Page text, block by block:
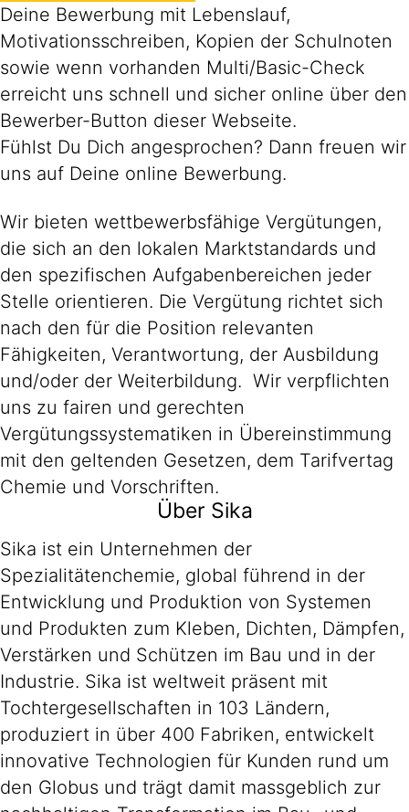
Deine Bewerbung mit Lebenslauf,
Motivationsschreiben, Kopien der Schulnoten
sowie wenn vorhanden Multi/Basic-Check
erreicht uns schnell und sicher online über den
Bewerber-Button dieser Webseite.
Fühlst Du Dich angesprochen? Dann freuen wir
uns auf Deine online Bewerbung.
Wir bieten wettbewerbsfähige Vergütungen,
die sich an den lokalen Marktstandards und
den spezifischen Aufgabenbereichen jeder
Stelle orientieren. Die Vergütung richtet sich
nach den für die Position relevanten
Fähigkeiten, Verantwortung, der Ausbildung
und/oder der Weiterbildung. Wir verpflichten
uns zu fairen und gerechten
Vergütungssystematiken in Übereinstimmung
mit den geltenden Gesetzen, dem Tarifvertag
Chemie und Vorschriften.
Über Sika
Sika ist ein Unternehmen der
Spezialitätenchemie, global führend in der
Entwicklung und Produktion von Systemen
und Produkten zum Kleben, Dichten, Dämpfen,
Verstärken und Schützen im Bau und in der
Industrie. Sika ist weltweit präsent mit
Tochtergesellschaften in 103 Ländern,
produziert in über 400 Fabriken, entwickelt
innovative Technologien für Kunden rund um
den Globus und trägt damit massgeblich zur